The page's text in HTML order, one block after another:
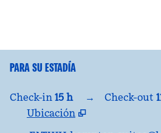
PARA SU ESTADÍA
Check-in 15 h → Check-out
Ubicación